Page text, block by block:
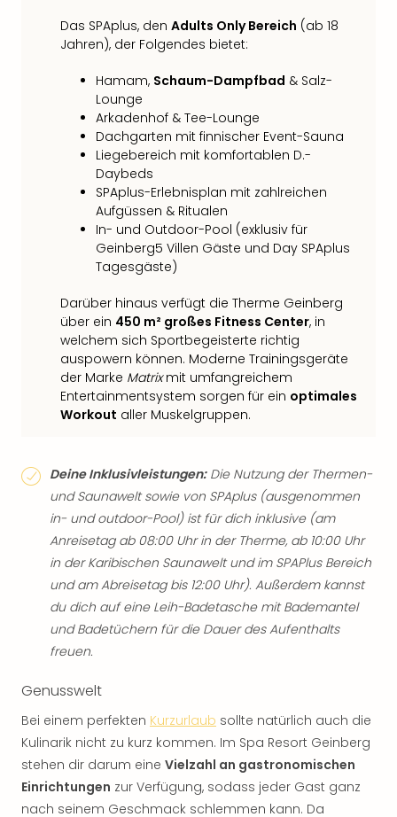
Das SPAplus, den Adults Only Bereich (ab 18
Jahren), der Folgendes bietet:
Hamam, Schaum-Dampfbad & Salz-
Lounge
Arkadenhof & Tee-Lounge
Dachgarten mit finnischer Event-Sauna
Liegebereich mit komfortablen D.-
Daybeds
SPAplus-Erlebnisplan mit zahlreichen
Aufgüssen & Ritualen
In- und Outdoor-Pool (exklusiv für
Geinberg5 Villen Gäste und Day SPAplus
Tagesgäste)
Darüber hinaus verfügt die Therme Geinberg
über ein 450 m² großes Fitness Center, in
welchem sich Sportbegeisterte richtig
auspowern können. Moderne Trainingsgeräte
der Marke Matrixmit umfangreichem
Entertainmentsystem sorgen für ein optimales
Workout aller Muskelgruppen.
Deine Inklusivleistungen:Die Nutzung der Thermen-
und Saunawelt sowie von SPAplus (ausgenommen
in- und outdoor-Pool) ist für dich inklusive (am
Anreisetag ab 08:00 Uhr in der Therme, ab 10:00 Uhr
in der Karibischen Saunawelt und im SPAPlus Bereich
und am Abreisetag bis 12:00 Uhr). Außerdem kannst
du dich auf eine Leih-Badetasche mit Bademantel
und Badetüchern für die Dauer des Aufenthalts
freuen.
Genusswelt
Bei einem perfekten Kurzurlaub sollte natürlich auch die
Kulinarik nicht zu kurz kommen. Im Spa Resort Geinberg
stehen dir darum eine Vielzahl an gastronomischen
Einrichtungen zur Verfügung, sodass jeder Gast ganz
nach seinem Geschmack schlemmen kann. Da